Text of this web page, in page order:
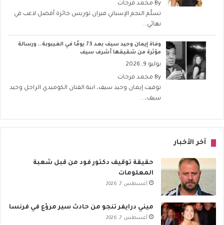
By محمد فرحات
تسلّم النجم الإسباني فيران توريس جائزة أفضل لاعب في
نهائي...
وفاة إيمان وحيد سيف بعد 73 يومًا في الغيبوبة.. ورسالة
مؤثرة من شقيقها أشرف سيف
يوليو 9, 2026
By محمد فرحات
توفيت إيمان وحيد سيف، ابنة الفنان الكوميدي الراحل وحيد
سيف،...
آخر الأخبار
حقيقة توقيف دكتور فود من قبل شعبة
المعلومات
أغسطس 7, 2026
ميني درايفر تنجو من حادث سير مروّع في فرنسا
أغسطس 7, 2026